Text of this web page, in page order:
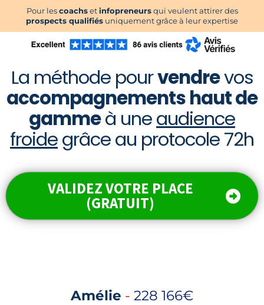
Pour lescoachsetinfopreneursqui veulent attirer des
prospects qualifiés uniquement grâce à leur expertise
La méthode pourvendrevos
accompagnements haut de
gammeà uneaudience
froidegrâce au protocole 72h
VALIDEZ VOTRE PLACE
(GRATUIT)
Amélie - 228 166€